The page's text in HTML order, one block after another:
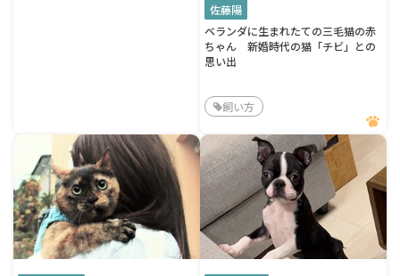
佐藤陽
ベランダに生まれたての三毛猫の赤
ちゃん 新婚時代の猫「チビ」との
思い出
飼い方